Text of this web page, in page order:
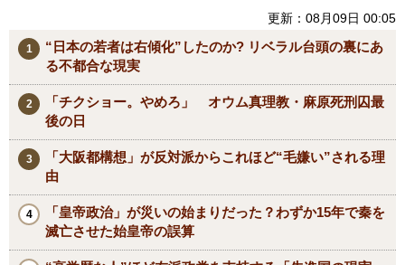
更新：08月09日 00:05
“日本の若者は右傾化”したのか? リベラル台頭の裏にあ
る不都合な現実
「チクショー。やめろ」 オウム真理教・麻原死刑囚最
後の日
「大阪都構想」が反対派からこれほど“毛嫌い”される理
由
「皇帝政治」が災いの始まりだった？わずか15年で秦を
滅亡させた始皇帝の誤算